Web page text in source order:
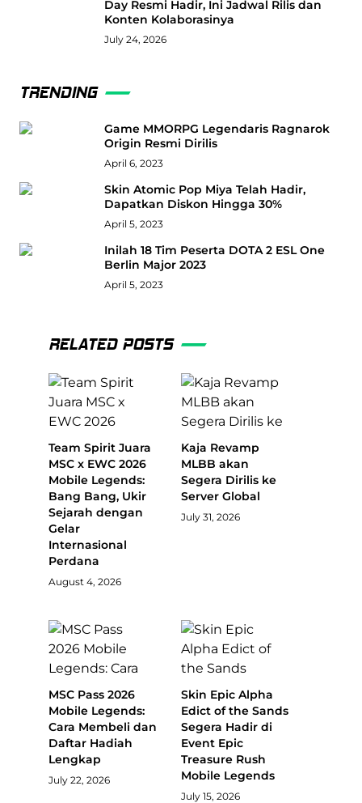
Day Resmi Hadir, Ini Jadwal Rilis dan
Konten Kolaborasinya
July 24, 2026
TRENDING
Game MMORPG Legendaris Ragnarok
Origin Resmi Dirilis
April 6, 2023
Skin Atomic Pop Miya Telah Hadir,
Dapatkan Diskon Hingga 30%
April 5, 2023
Inilah 18 Tim Peserta DOTA 2 ESL One
Berlin Major 2023
April 5, 2023
RELATED POSTS
Team Spirit Juara
MSC x EWC 2026
Mobile Legends:
Bang Bang, Ukir
Sejarah dengan
Gelar
Internasional
Perdana
August 4, 2026
Kaja Revamp
MLBB akan
Segera Dirilis ke
Server Global
July 31, 2026
MSC Pass 2026
Mobile Legends:
Cara Membeli dan
Daftar Hadiah
Lengkap
July 22, 2026
Skin Epic Alpha
Edict of the Sands
Segera Hadir di
Event Epic
Treasure Rush
Mobile Legends
July 15, 2026